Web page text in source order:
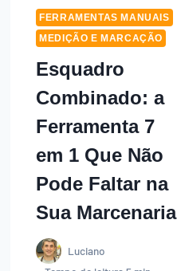
FERRAMENTAS MANUAIS
MEDIÇÃO E MARCAÇÃO
Esquadro
Combinado: a
Ferramenta 7
em 1 Que Não
Pode Faltar na
Sua Marcenaria
Luciano